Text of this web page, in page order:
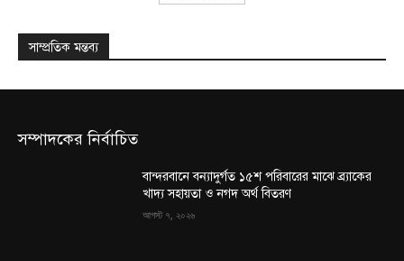
সাম্প্রতিক মন্তব্য
সম্পাদকের নির্বাচিত
বান্দরবানে বন্যাদুর্গত ১৫শ পরিবারের মাঝে ব্র্যাকের
খাদ্য সহায়তা ও নগদ অর্থ বিতরণ
আগস্ট ৭, ২০২৬